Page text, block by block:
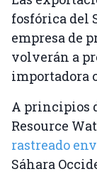
fosfórica del
empresa de
volverán a
importadora
A principios
Resource
rastreado
Sáhara